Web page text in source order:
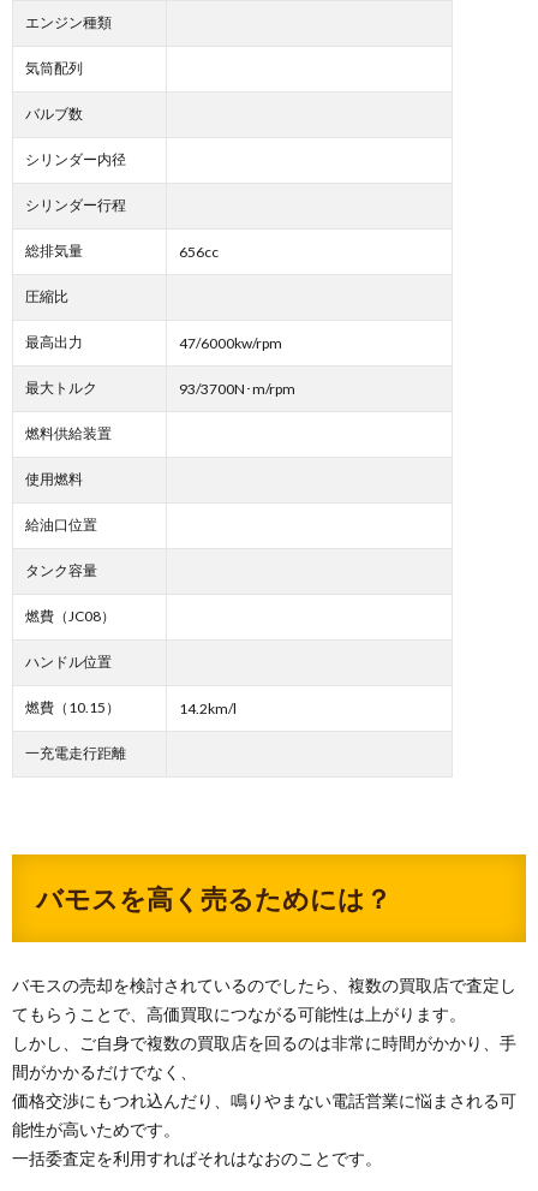
エンジン種類
気筒配列
バルブ数
シリンダー内径
シリンダー行程
総排気量 656cc
圧縮比
最高出力 47/6000kw/rpm
最大トルク 93/3700N･m/rpm
燃料供給装置
使用燃料
給油口位置
タンク容量
燃費（JC08）
ハンドル位置
燃費（10.15） 14.2km/l
一充電走行距離
バモスを高く売るためには？
バモスの売却を検討されているのでしたら、複数の買取店で査定し
てもらうことで、高価買取につながる可能性は上がります。
しかし、ご自身で複数の買取店を回るのは非常に時間がかかり、手
間がかかるだけでなく、
価格交渉にもつれ込んだり、鳴りやまない電話営業に悩まされる可
能性が高いためです。
一括委査定を利用すればそれはなおのことです。